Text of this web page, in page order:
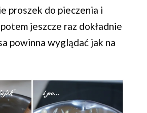
proszek do pieczenia i
jeszcze raz dokładnie
powinna wyglądać jak na